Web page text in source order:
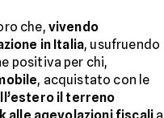
che, vivendo
in Italia, usufruendo
positiva per chi,
, acquistato con le
il terreno